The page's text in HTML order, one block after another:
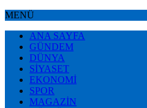
MENÜ
ANA SAYFA
GÜNDEM
DÜNYA
SİYASET
EKONOMİ
SPOR
MAGAZİN